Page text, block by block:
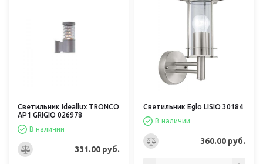
Светильник Ideallux TRONCO
AP1 GRIGIO 026978
В наличии
331.00 руб.
Светильник Eglo LISIO 30184
В наличии
360.00 руб.